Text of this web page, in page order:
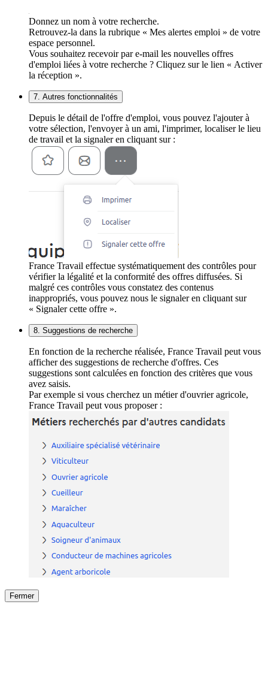
Donnez un nom à votre recherche.
Retrouvez-la dans la rubrique « Mes alertes emploi » de votre
espace personnel.
Vous souhaitez recevoir par e-mail les nouvelles offres
d'emploi liées à votre recherche ? Cliquez sur le lien « Activer
la réception ».
7. Autres fonctionnalités
Depuis le détail de l'offre d'emploi, vous pouvez l'ajouter à
votre sélection, l'envoyer à un ami, l'imprimer, localiser le lieu
de travail et la signaler en cliquant sur :
France Travail effectue systématiquement des contrôles pour
vérifier la légalité et la conformité des offres diffusées. Si
malgré ces contrôles vous constatez des contenus
inappropriés, vous pouvez nous le signaler en cliquant sur
« Signaler cette offre ».
8. Suggestions de recherche
En fonction de la recherche réalisée, France Travail peut vous
afficher des suggestions de recherche d'offres. Ces
suggestions sont calculées en fonction des critères que vous
avez saisis.
Par exemple si vous cherchez un métier d'ouvrier agricole,
France Travail peut vous proposer :
Fermer